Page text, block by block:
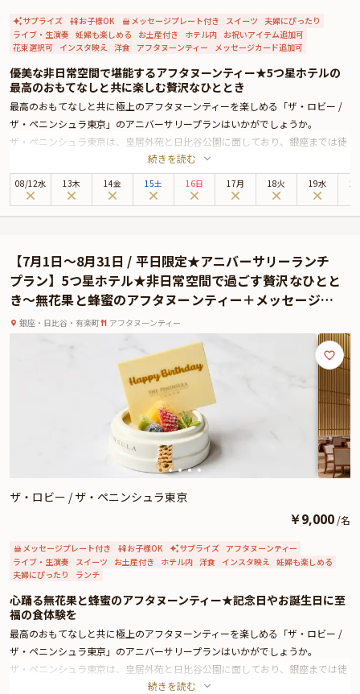
サプライズ お子様OK メッセージプレート付き スイーツ
夫婦にぴったり
ライブ・生演奏 妊婦も楽しめる お土産付き ホテル内 お祝いアイテム追加可
花束選択可 インスタ映え 洋食 アフタヌーンティー メッセージカード追加可
優美な非日常空間で堪能するアフタヌーンティー★5つ星ホテルの
最高のおもてなしと共に楽しむ贅沢なひととき
最高のおもてなしと共に極上のアフタヌーンティーを楽しめる「ザ・ロビー /
ザ・ペニンシュラ東京」のアニバーサリープランはいかがでしょうか。
ザ・ペニンシュラ東京は、皇居外苑と日比谷公園に面しており、銀座までは徒
歩圏内と最高のロケーションに位置する5つ星ホテル。優美なシャンデリアと
洗練された上質空間が魅力の「ザ・ロビー」では、生演奏と共に季節によって
テーマが変わるアフタヌーンティーをご堪能いただけます。
ートをご用意しております。大切な記念日やお誕生日のお祝い、華やかな女子
会に、心に残るひとときを「ザ・ロビー」でお楽しみください。
※有料オプションで大切な方へのサプライズにぴったりな、Anny限定の花束や
ギフト、カスタマイズ可能なメッセージカードなどをお付けすることができま
す。メッセージカードは着席時に、ギフトはデザートタイムにご予約主様にお
渡し致しますので、サプライズ演出にお役立てください。とっておきのアニバ
ーサリーをスタッフが心を込めてお手伝いいたします。
続きを読む
08/12水 13木 14金 15土 16日 17月 18火 19水
【7月1日〜8月31日 / 平日限定★アニバーサリーランチ
プラン】5つ星ホテル★非日常空間で過ごす贅沢なひとと
き〜無花果と蜂蜜のアフタヌーンティー＋メッセージプ
レート★ザ・ペニンシュラ東京
銀座・日比谷・有楽町 アフタヌーンティー
ザ・ロビー / ザ・ペニンシュラ東京
￥9,000 /名
メッセージプレート付き お子様OK サプライズ アフタヌーンティー
ライブ・生演奏
スイーツ お土産付き ホテル内 洋食 インスタ映え 妊婦も楽しめる
夫婦にぴったり
ランチ
心踊る無花果と蜂蜜のアフタヌーンティー★記念日やお誕生日に至
福の食体験を
最高のおもてなしと共に極上のアフタヌーンティーを楽しめる「ザ・ロビー /
ザ・ペニンシュラ東京」のアニバーサリープランはいかがでしょうか。
ザ・ペニンシュラ東京は、皇居外苑と日比谷公園に面しており、銀座までは徒
歩圏内と最高のロケーションに位置する5つ星ホテル。優美なシャンデリアと
続きを読む